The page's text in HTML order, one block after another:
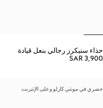
حذاء سنيكرز رجالي بنعل قيادة
SAR 3,900
حصري في مونتي كارلو وعلى الإنترنت